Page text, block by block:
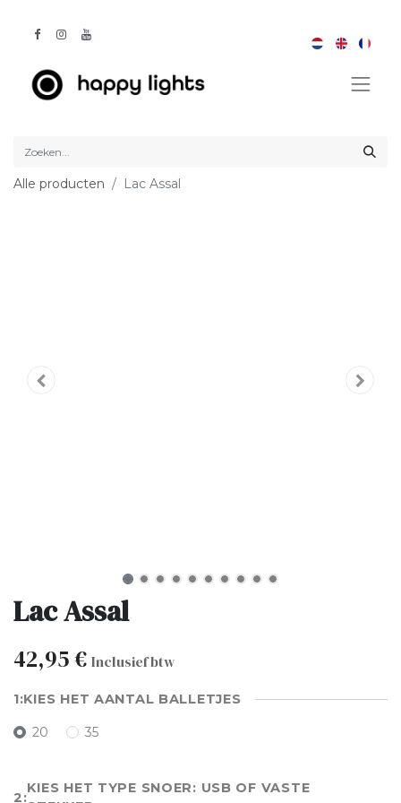
Alle producten Lac Assal
Lac Assal
42,95€ Inclusief btw
KIES HET AANTAL BALLETJES
20 35
KIES HET TYPE SNOER: USB OF VASTE